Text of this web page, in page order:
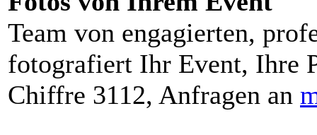
Team von engagierten,
fotografiert Ihr Event, Ihre
Chiffre 3112, Anfragen an